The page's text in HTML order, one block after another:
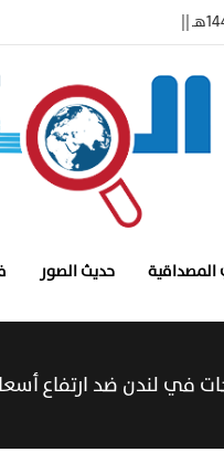
المصداقية حديث الصور
في لندن ضد ارتفاع